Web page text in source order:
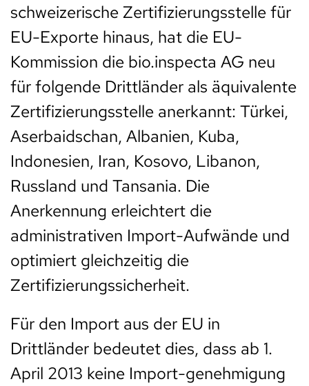
schweizerische Zertifizierungsstelle für
EU-Exporte hinaus, hat die EU-
Kommission die bio.inspecta AG neu
für folgende Drittländer als äquivalente
Zertifizierungsstelle anerkannt: Türkei,
Aserbaidschan, Albanien, Kuba,
Indonesien, Iran, Kosovo, Libanon,
Russland und Tansania. Die
Anerkennung erleichtert die
administrativen Import-Aufwände und
optimiert gleichzeitig die
Zertifizierungssicherheit.
Für den Import aus der EU in
Drittländer bedeutet dies, dass ab 1.
April 2013 keine Import-genehmigung